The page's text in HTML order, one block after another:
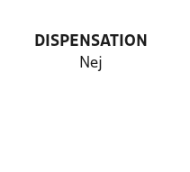
DISPENSATION
Nej